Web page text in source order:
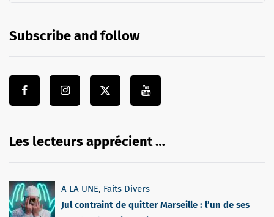
Subscribe and follow
Les lecteurs apprécient …
A LA UNE, Faits Divers
Jul contraint de quitter Marseille : l’un de ses